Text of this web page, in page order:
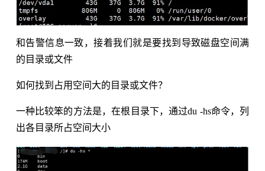
和告警信息一致，接着我们就是要找到导致磁盘空间满
的目录或文件
如何找到占用空间大的目录或文件？
一种比较笨的方法是，在根目录下，通过du -hs命令，列
出各目录所占空间大小